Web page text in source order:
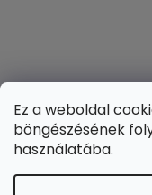
Ez a weboldal
böngészésének
használatába.